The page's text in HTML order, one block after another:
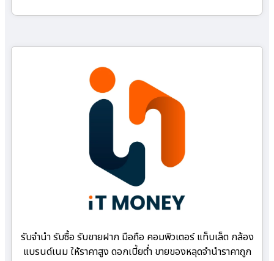
รับจำนำ รับซื้อ รับขายฝาก มือถือ คอมพิวเตอร์ แท็บเล็ต กล้อง
แบรนด์เนม ให้ราคาสูง ดอกเบี้ยต่ำ ขายของหลุดจำนำราคาถูก